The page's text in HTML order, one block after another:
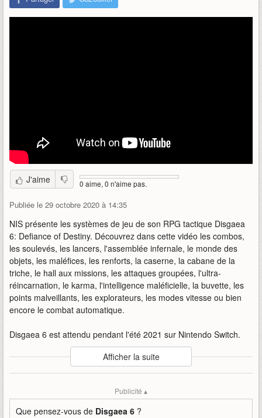
J'aime 0 aime, 0 n'aime pas.
Publiée le 29 octobre 2020 à 14:35
NIS présente les systèmes de jeu de son RPG tactique Disgaea
6: Defiance of Destiny. Découvrez dans cette vidéo les combos,
les soulevés, les lancers, l'assemblée infernale, le monde des
objets, les maléfices, les renforts, la caserne, la cabane de la
triche, le hall aux missions, les attaques groupées, l'ultra-
réincarnation, le karma, l'intelligence maléficielle, la buvette, les
points malveillants, les explorateurs, les modes vitesse ou bien
encore le combat automatique.
Disgaea 6 est attendu pendant l'été 2021 sur Nintendo Switch.
Auteur
: Mind
disgaea disgaea-6-disgaea-6
présente systèmes
Afficher la suite
Publicité ▴
Que pensez-vous de Disgaea 6 ?